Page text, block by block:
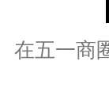
在五一商